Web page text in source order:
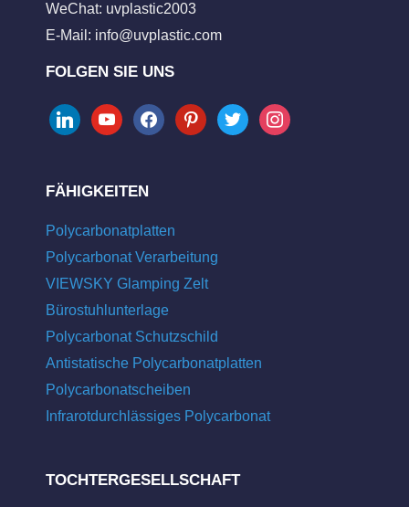
WeChat: uvplastic2003
E-Mail: info@uvplastic.com
FOLGEN SIE UNS
linkedinyoutubefacebookpinteresttwitter instagram
FÄHIGKEITEN
Polycarbonatplatten
Polycarbonat Verarbeitung
VIEWSKY Glamping Zelt
Bürostuhlunterlage
Polycarbonat Schutzschild
Antistatische Polycarbonatplatten
Polycarbonatscheiben
Infrarotdurchlässiges Polycarbonat
TOCHTERGESELLSCHAFT